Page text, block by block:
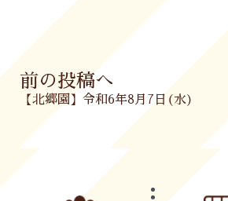
Prev
前の投稿へ
【北郷園】令和6年8月7日(水)